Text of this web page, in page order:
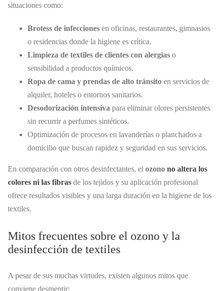
situaciones como:
Brotess de infecciones en oficinas, restaurantes, gimnasios
o residencias donde la higiene es crítica.
Limpieza de textiles de clientes con alergias o
sensibilidad a productos químicos.
Ropa de cama y prendas de alto tránsito en servicios de
alquiler, hoteles o entornos sanitarios.
Desodorización intensiva para eliminar olores persistentes
sin recurrir a perfumes sintéticos.
Optimización de procesos en lavanderías o planchados a
domicilio que buscan rapidez y seguridad en sus servicios.
En comparación con otros desinfectantes, el ozono no altera los
colores ni las fibras de los tejidos y su aplicación profesional
ofrece resultados visibles y una larga duración en la higiene de los
textiles.
Mitos frecuentes sobre el ozono y la
desinfección de textiles
A pesar de sus muchas virtudes, existen algunos mitos que
conviene desmentir: